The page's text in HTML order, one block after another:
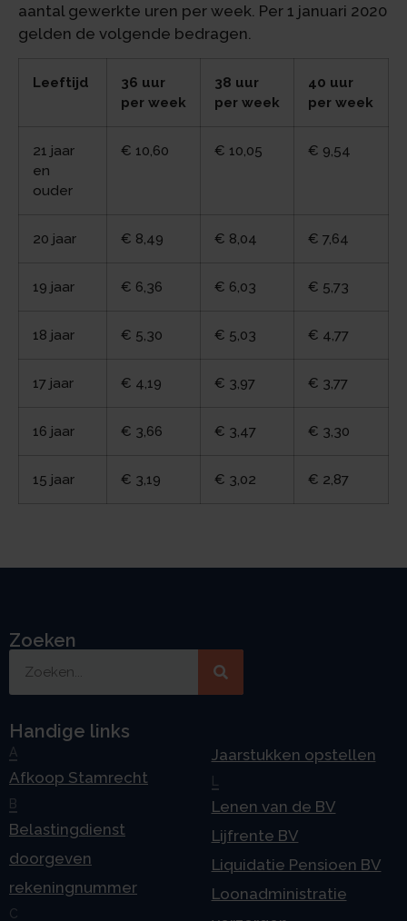
aantal gewerkte uren per week. Per 1 januari 2020
gelden de volgende bedragen.
Leeftijd
36 uur
per week
38 uur
per week
40 uur
per week
21 jaar
en
ouder
€ 10,60 € 10,05 € 9,54
20 jaar € 8,49 € 8,04 € 7,64
19 jaar € 6,36 € 6,03 € 5,73
18 jaar € 5,30 € 5,03 € 4,77
17 jaar € 4,19 € 3,97 € 3,77
16 jaar € 3,66 € 3,47 € 3,30
15 jaar € 3,19 € 3,02 € 2,87
Zoeken
Handige links
A
Afkoop Stamrecht
B
Belastingdienst
doorgeven
rekeningnummer
C
Jaarstukken opstellen
L
Lenen van de BV
Lijfrente BV
Liquidatie Pensioen BV
Loonadministratie